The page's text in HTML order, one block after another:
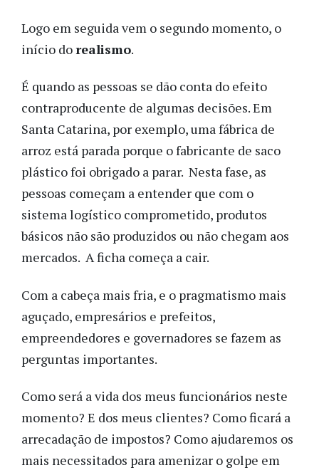
Logo em seguida vem o segundo momento, o
início dorealismo.
É quando as pessoas se dão conta do efeito
contraproducente de algumas decisões. Em
Santa Catarina, por exemplo, uma fábrica de
arroz está parada porque o fabricante de saco
plástico foi obrigado a parar. Nesta fase, as
pessoas começam a entender que com o
sistema logístico comprometido, produtos
básicos não são produzidos ou não chegam aos
mercados. A ficha começa a cair.
Com a cabeça mais fria, e o pragmatismo mais
aguçado, empresários e prefeitos,
empreendedores e governadores se fazem as
perguntas importantes.
Como será a vida dos meus funcionários neste
momento? E dos meus clientes? Como ficará a
arrecadação de impostos? Como ajudaremos os
mais necessitados para amenizar o golpe em